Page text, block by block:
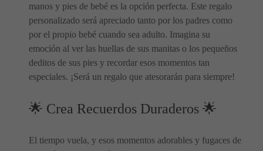
manos y pies de bebé es la opción perfecta. Este regalo
personalizado será apreciado tanto por los padres como
por el propio bebé cuando sea adulto. Imagina su
emoción al ver las huellas de sus manitas o los pequeños
deditos de sus pies y recordar esos momentos tan
especiales. ¡Será un regalo que atesorarán para siempre!
🌟 Crea Recuerdos Duraderos 🌟
El tiempo vuela, y esos momentos adorables y fugaces de